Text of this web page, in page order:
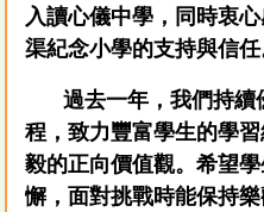
入讀心儀中學，同時衷
渠紀念小學的支持與信任
過去一年，我們持
程，致力豐富學生的學
毅的正向價值觀。希望
懈，面對挑戰時能保持